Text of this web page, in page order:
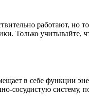
работают, но
Только учитывайте,
в себе функции
сосудистую систему,